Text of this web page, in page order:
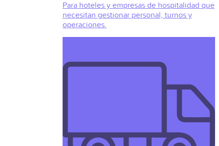
Para hoteles y empresas de hospitalidad que
necesitan gestionar personal, turnos y
operaciones.